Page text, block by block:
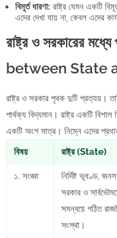
বিমূর্ত ধারণা: রাষ্ট্র যেমন একটি
এদের দেখা যায় না, কেবল এদের
রাষ্ট্র ও সরকারের
between State
রাষ্ট্র ও সরকার পৃথক দুটি প্রত্যয়।
পার্থক্য বিদ্যমান। রাষ্ট্র একটি
একটি অংশ মাত্র। নিম্নে এদের
বিষয়
রাষ্ট্র (State)
১. সংজ্ঞা
নির্দিষ্ট ভূখণ্ড,
সরকার ও
সমন্বয়ে গঠিত
সংস্থা।